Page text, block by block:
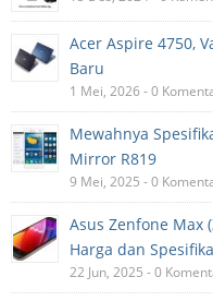
Acer Aspire 4750,
Baru
1 Mei, 2026 - 0
Mewahnya
Mirror R819
9 Mei, 2025 - 0
Asus Zenfone Max
Harga dan
22 Jun, 2025 - 0